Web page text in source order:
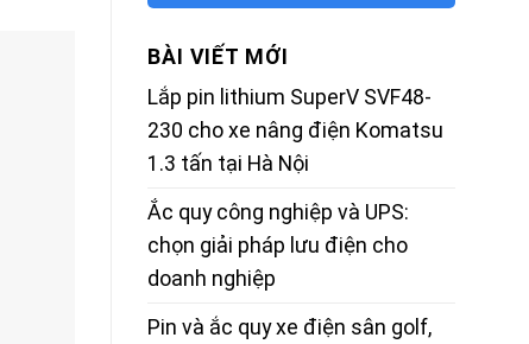
BÀI VIẾT MỚI
Lắp pin lithium SuperV SVF48-
230 cho xe nâng điện Komatsu
1.3 tấn tại Hà Nội
Ắc quy công nghiệp và UPS:
chọn giải pháp lưu điện cho
doanh nghiệp
Pin và ắc quy xe điện sân golf,